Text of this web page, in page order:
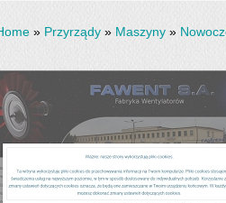
» Przyrządy » Maszyny »